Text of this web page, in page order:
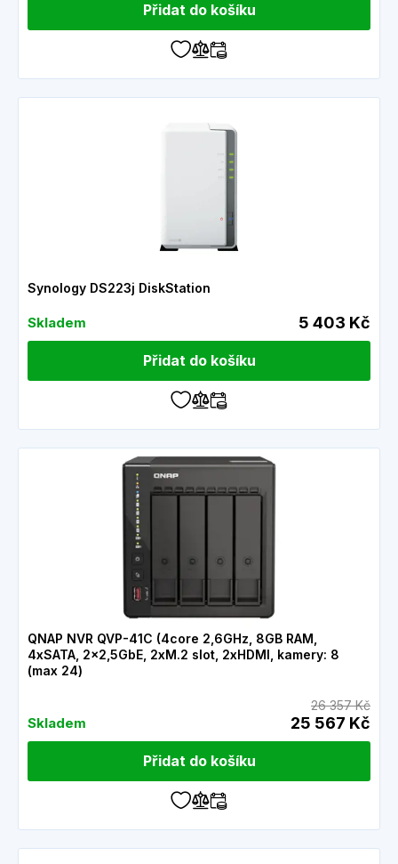
Přidat do košíku
Synology DS223j DiskStation
Skladem 5 403 Kč
Přidat do košíku
QNAP NVR QVP-41C (4core 2,6GHz, 8GB RAM,
4xSATA, 2x2,5GbE, 2xM.2 slot, 2xHDMI, kamery: 8
(max 24)
Skladem
26 357 Kč
25 567 Kč
Přidat do košíku